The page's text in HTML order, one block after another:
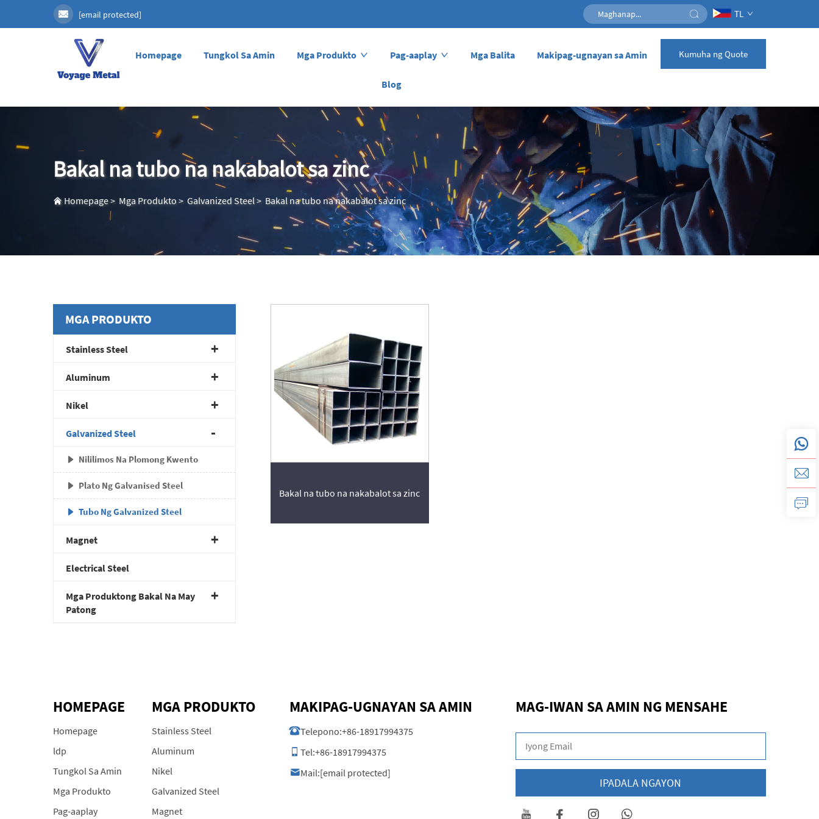
[email protected] TL
Homepage Tungkol Sa Amin Mga Produkto Pag-aaplay Mga Balita Makipag-ugnayan sa Amin
Blog
Kumuha ng Quote
Bakal na tubo na nakabalot sa zinc
Homepage> Mga Produkto > Galvanized Steel> Bakal na tubo na nakabalot sa zinc
MGA PRODUKTO
Stainless Steel
Aluminum
Nikel
Galvanized Steel
Nililimos Na Plomong Kwento
Plato Ng Galvanised Steel
Tubo Ng Galvanized Steel
Magnet
Electrical Steel
Mga Produktong Bakal Na May
Patong
Bakal na tubo na nakabalot sa zinc
HOMEPAGE
Homepage
ldp
Tungkol Sa Amin
Mga Produkto
Pag-aaplay
MGA PRODUKTO
Stainless Steel
Aluminum
Nikel
Galvanized Steel
Magnet
MAKIPAG-UGNAYAN SA AMIN
Telepono:+86-18917994375
Tel:+86-18917994375
Mail:[email protected]
MAG-IWAN SA AMIN NG MENSAHE
IPADALA NGAYON